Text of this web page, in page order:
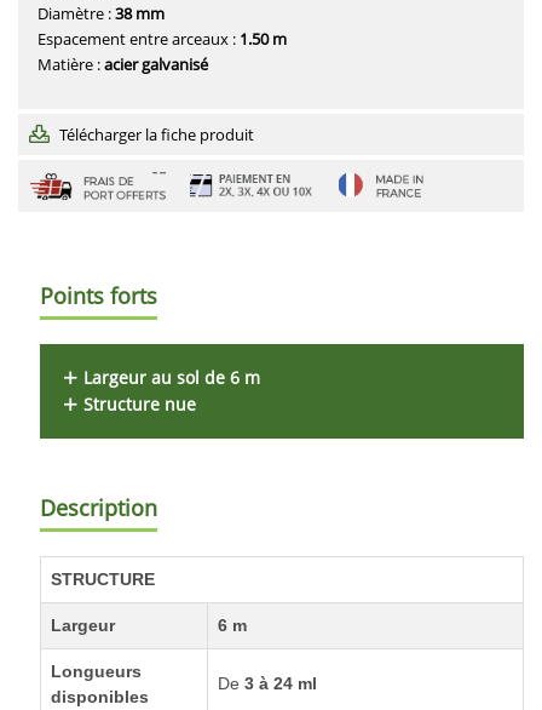
Diamètre :38 mm
Espacement entre arceaux : 1.50 m
Matière :acier galvanisé
Télécharger la fiche produit
Points forts
Largeur au sol de 6 m
Structure nue
Description
STRUCTURE
Largeur 6 m
Longueurs
disponibles
De 3 à 24 ml